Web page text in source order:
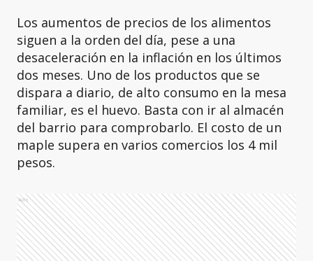
Los aumentos de precios de los alimentos
siguen a la orden del día, pese a una
desaceleración en la inflación en los últimos
dos meses. Uno de los productos que se
dispara a diario, de alto consumo en la mesa
familiar, es el huevo. Basta con ir al almacén
del barrio para comprobarlo. El costo de un
maple supera en varios comercios los 4 mil
pesos.
Ads